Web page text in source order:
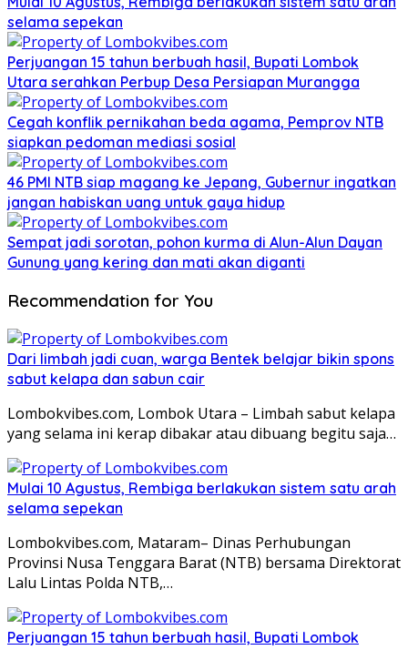
selama sepekan
Perjuangan 15 tahun berbuah hasil, Bupati Lombok
Utara serahkan Perbup Desa Persiapan Murangga
Cegah konflik pernikahan beda agama, Pemprov NTB
siapkan pedoman mediasi sosial
46 PMI NTB siap magang ke Jepang, Gubernur ingatkan
jangan habiskan uang untuk gaya hidup
Sempat jadi sorotan, pohon kurma di Alun-Alun Dayan
Gunung yang kering dan mati akan diganti
Recommendation for You
Dari limbah jadi cuan, warga Bentek belajar bikin spons
sabut kelapa dan sabun cair
Lombokvibes.com, Lombok Utara – Limbah sabut kelapa
yang selama ini kerap dibakar atau dibuang begitu saja…
Mulai 10 Agustus, Rembiga berlakukan sistem satu arah
selama sepekan
Lombokvibes.com, Mataram– Dinas Perhubungan
Provinsi Nusa Tenggara Barat (NTB) bersama Direktorat
Lalu Lintas Polda NTB,…
Perjuangan 15 tahun berbuah hasil, Bupati Lombok